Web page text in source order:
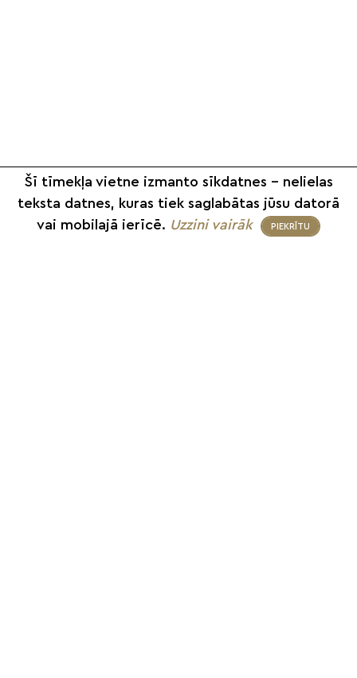
Šī tīmekļa vietne izmanto sīkdatnes – nelielas
teksta datnes, kuras tiek saglabātas jūsu datorā
vai mobilajā ierīcē. Uzzini vairāk PIEKRĪTU